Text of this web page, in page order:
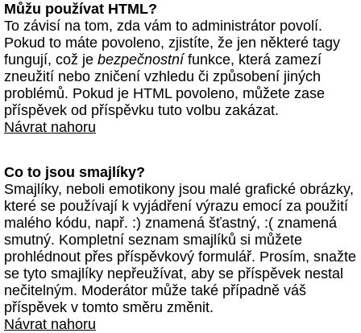
Můžu používat HTML?
To závisí na tom, zda vám to administrátor povolí.
Pokud to máte povoleno, zjistíte, že jen některé tagy
fungují, což je bezpečnostnífunkce, která zamezí
zneužití nebo zničení vzhledu či způsobení jiných
problémů. Pokud je HTML povoleno, můžete zase
příspěvek od příspěvku tuto volbu zakázat.
Návrat nahoru
Co to jsou smajlíky?
Smajlíky, neboli emotikony jsou malé grafické obrázky,
které se používají k vyjádření výrazu emocí za použití
malého kódu, např. :) znamená šťastný, :( znamená
smutný. Kompletní seznam smajlíků si můžete
prohlédnout přes příspěvkový formulář. Prosím, snažte
se tyto smajlíky nepřeužívat, aby se příspěvek nestal
nečitelným. Moderátor může také případně váš
příspěvek v tomto směru změnit.
Návrat nahoru